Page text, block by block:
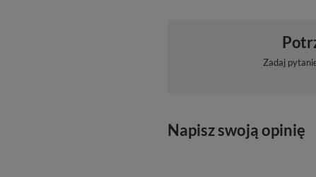
Zadaj
Napisz swoją opinię